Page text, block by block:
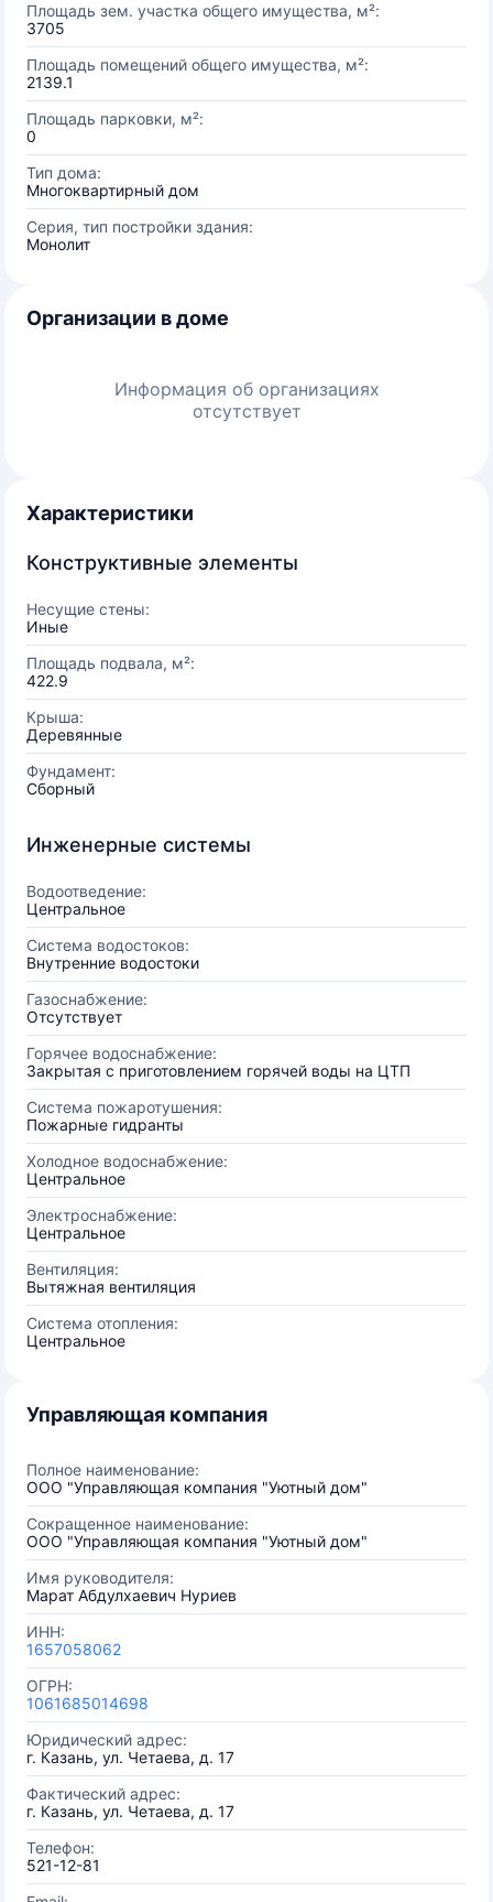
Площадь зем. участка общего имущества, м²:
3705
Площадь помещений общего имущества, м²:
2139.1
Площадь парковки, м²:
0
Тип дома:
Многоквартирный дом
Серия, тип постройки здания:
Монолит
Организации в доме
Информация об организациях
отсутствует
Характеристики
Конструктивные элементы
Несущие стены:
Иные
Площадь подвала, м²:
422.9
Крыша:
Деревянные
Фундамент:
Сборный
Инженерные системы
Водоотведение:
Центральное
Система водостоков:
Внутренние водостоки
Газоснабжение:
Отсутствует
Горячее водоснабжение:
Закрытая с приготовлением горячей воды на ЦТП
Система пожаротушения:
Пожарные гидранты
Холодное водоснабжение:
Центральное
Электроснабжение:
Центральное
Вентиляция:
Вытяжная вентиляция
Система отопления:
Центральное
Управляющая компания
Полное наименование:
ООО "Управляющая компания "Уютный дом"
Сокращенное наименование:
ООО "Управляющая компания "Уютный дом"
Имя руководителя:
Марат Абдулхаевич Нуриев
ИНН:
1657058062
ОГРН:
1061685014698
Юридический адрес:
г. Казань, ул. Четаева, д. 17
Фактический адрес:
г. Казань, ул. Четаева, д. 17
Телефон:
521-12-81